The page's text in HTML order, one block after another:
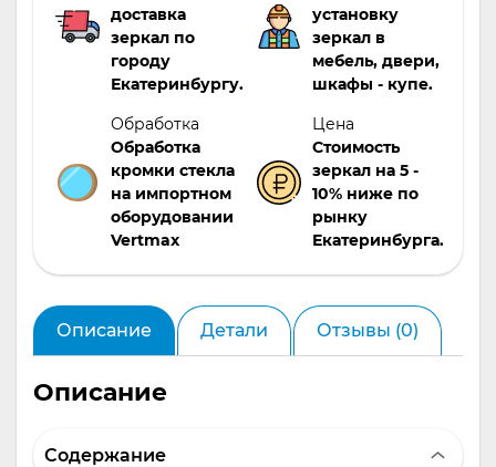
доставка
зеркал по
городу
Екатеринбургу.
установку
зеркал в
мебель, двери,
шкафы - купе.
Обработка
Обработка
кромки стекла
на импортном
оборудовании
Vertmax
Цена
Стоимость
зеркал на 5 -
10% ниже по
рынку
Екатеринбурга.
Описание Детали Отзывы (0)
Описание
Содержание